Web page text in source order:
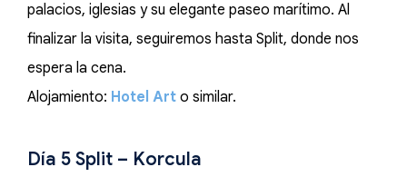
palacios, iglesias y su elegante paseo marítimo. Al
finalizar la visita, seguiremos hasta Split, donde nos
espera la cena.
Alojamiento: Hotel Art o similar.
Día 5 Split – Korcula